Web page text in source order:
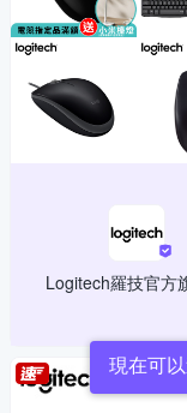
Logitech羅技官方
現在可